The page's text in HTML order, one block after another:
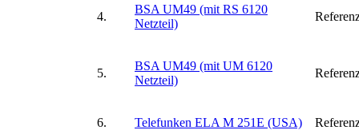
4.
BSA UM49 (mit RS 6120
Netzteil)
5.
BSA UM49 (mit UM 6120
Netzteil)
6. Telefunken ELA M 251E (USA)